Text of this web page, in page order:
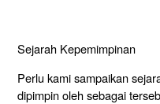
Sejarah Kepemimpinan
Perlu kami sampaikan
dipimpin oleh sebagai